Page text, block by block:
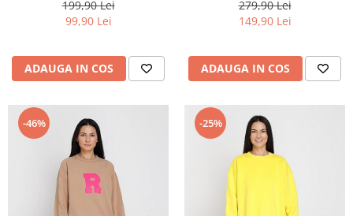
199,90 Lei
99,90 Lei
ADAUGA IN COS
279,90 Lei
149,90 Lei
ADAUGA IN COS
-46% -25%